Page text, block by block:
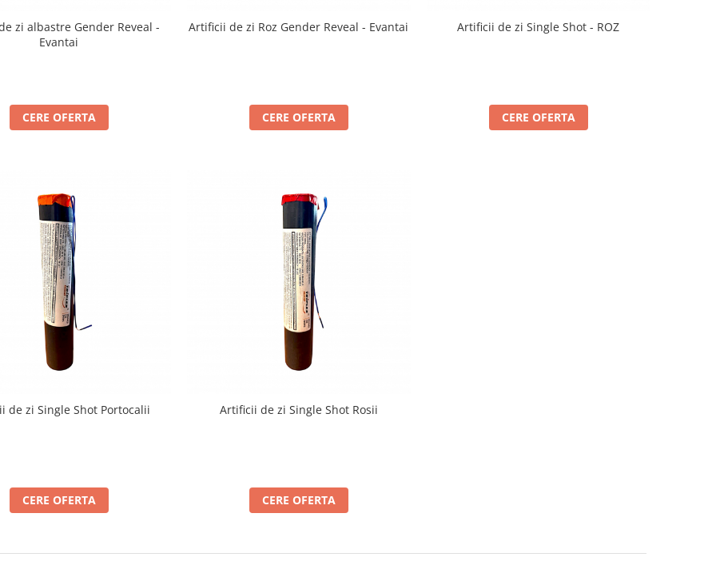
zi albastre Gender Reveal -
Evantai
CERE OFERTA
Artificii de zi Roz Gender Reveal - Evantai
CERE OFERTA
Artificii de zi Single Shot - ROZ
CERE OFERTA
de zi Single Shot Portocalii
CERE OFERTA
Artificii de zi Single Shot Rosii
CERE OFERTA